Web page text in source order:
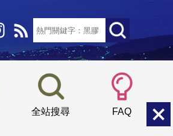
全站搜尋 FAQ
小 中